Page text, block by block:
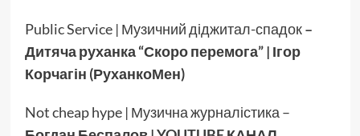
Public Service | Музичний діджитал-спадок–
Дитяча руханка “Скоро перемога” | Ігор
Корчагін (РуханкоМен)
Not cheap hype | Музична журналістика –